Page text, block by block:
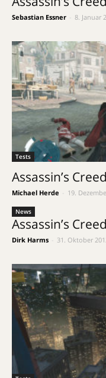
Sebastian Essner 8. Januar
Tests
Assassin’s
Michael Herde 19.
News
Assassin’s
Dirk Harms 31. Oktober